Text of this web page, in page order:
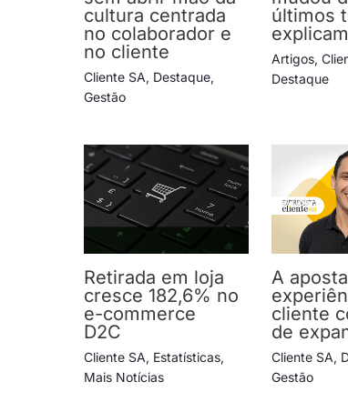
cultura centrada
no colaborador e
no cliente
Cliente SA, Destaque,
Gestão
últimos
Artigos,
Destaque
Retirada em loja
cresce 182,6% no
e-commerce
D2C
Cliente SA, Estatísticas,
Mais Notícias
A
cliente
de
Cliente SA,
Gestão